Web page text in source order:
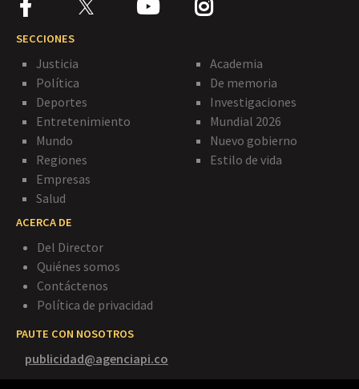
SECCIONES
Justicia
Política
Deportes
Entretenimiento
Mundo
Regiones
Empresas
Salud
Academia
De memoria
Investigaciones
Mundial 2026
Nuevo gobierno
Estilo de vida
ACERCA DE
Del Director
Quiénes somos
Contáctenos
Política de privacidad
PAUTE CON NOSOTROS
publicidad@agenciapi.co